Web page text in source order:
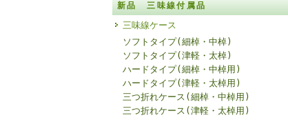
新品 三味線付属品
三味線ケース
ソフトタイプ(細棹・中棹)
ソフトタイプ(津軽・太棹)
ハードタイプ(細棹・中棹用)
ハードタイプ(津軽・太棹用)
三つ折れケース(細棹・中棹用)
三つ折れケース(津軽・太棹用)